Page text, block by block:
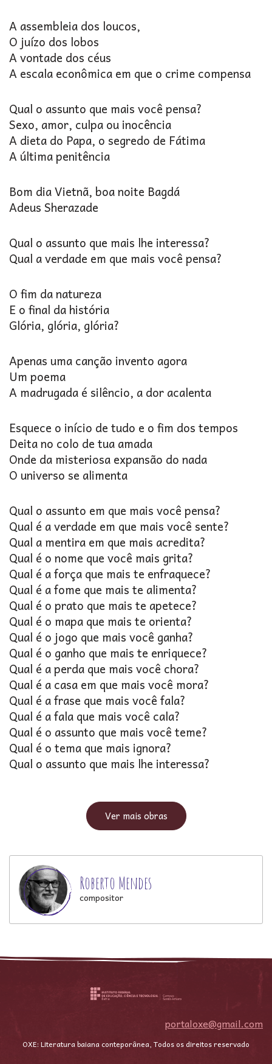
A assembleia dos loucos,
O juízo dos lobos
A vontade dos céus
A escala econômica em que o crime compensa
Qual o assunto que mais você pensa?
Sexo, amor, culpa ou inocência
A dieta do Papa, o segredo de Fátima
A última penitência
Bom dia Vietnã, boa noite Bagdá
Adeus Sherazade
Qual o assunto que mais lhe interessa?
Qual a verdade em que mais você pensa?
O fim da natureza
E o final da história
Glória, glória, glória?
Apenas uma canção invento agora
Um poema
A madrugada é silêncio, a dor acalenta
Esquece o início de tudo e o fim dos tempos
Deita no colo de tua amada
Onde da misteriosa expansão do nada
O universo se alimenta
Qual o assunto em que mais você pensa?
Qual é a verdade em que mais você sente?
Qual a mentira em que mais acredita?
Qual é o nome que você mais grita?
Qual é a força que mais te enfraquece?
Qual é a fome que mais te alimenta?
Qual é o prato que mais te apetece?
Qual é o mapa que mais te orienta?
Qual é o jogo que mais você ganha?
Qual é o ganho que mais te enriquece?
Qual é a perda que mais você chora?
Qual é a casa em que mais você mora?
Qual é a frase que mais você fala?
Qual é a fala que mais você cala?
Qual é o assunto que mais você teme?
Qual é o tema que mais ignora?
Qual o assunto que mais lhe interessa?
Ver mais obras
Roberto Mendes
compositor
portaloxe@gmail.com
OXE: Literatura baiana conteporânea, Todos os direitos reservado